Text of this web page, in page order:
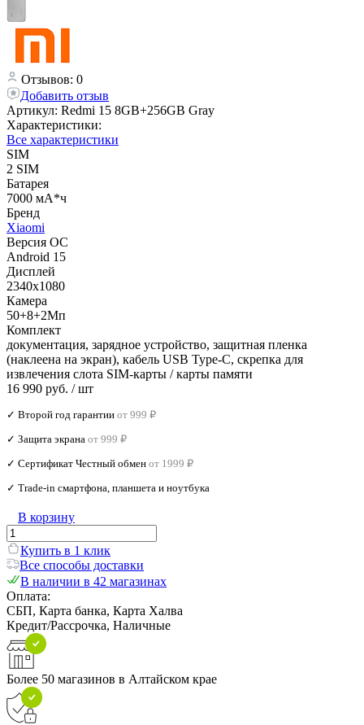
Отзывов: 0
Добавить отзыв
Артикул: Redmi 15 8GB+256GB Gray
Характеристики:
Все характеристики
SIM
2 SIM
Батарея
7000 мА*ч
Бренд
Xiaomi
Версия ОС
Android 15
Дисплей
2340x1080
Камера
50+8+2Мп
Комплект
документация, зарядное устройство, защитная пленка
(наклеена на экран), кабель USB Type-C, скрепка для
извлечения слота SIM-карты / карты памяти
16 990 руб. / шт
✓ Второй год гарантии от 999 ₽
✓ Защита экрана от 999 ₽
✓ Сертификат Честный обмен от 1999 ₽
✓ Trade‑in смартфона, планшета и ноутбука
В корзину
Купить в 1 клик
Все способы доставки
В наличии в 42 магазинах
Оплата:
СБП, Карта банка, Карта Халва
Кредит/Рассрочка, Наличные
Более 50 магазинов в Алтайском крае